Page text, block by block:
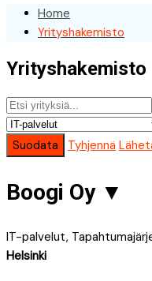
Home
Yrityshakemisto
Yrityshakemisto
Suodata Tyhjennä
Boogi Oy ▼
IT-palvelut,
Helsinki